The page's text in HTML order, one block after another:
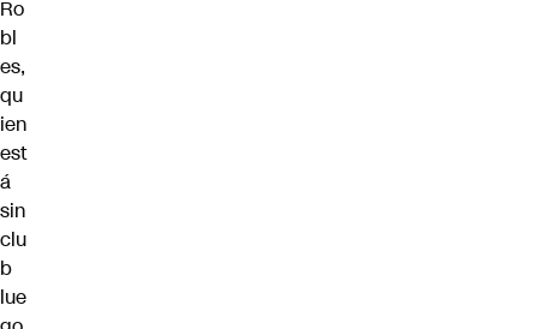
Ro
bl
es,
qu
ien
est
á
sin
clu
b
lue